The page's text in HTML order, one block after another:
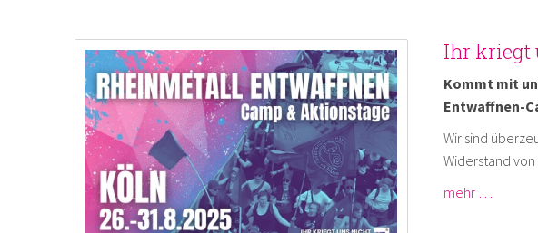
Ihr kriegt
Kommt mit
Entwaffnen-
Wir sind
Widerstand
mehr …